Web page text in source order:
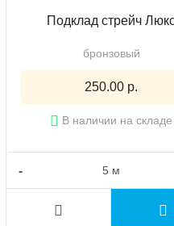
Подклад стрейч
бронзовый
250.00 р.
В наличии на складе
-